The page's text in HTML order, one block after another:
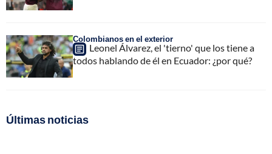
Colombianos en el exterior
Leonel Álvarez, el 'tierno' que los tiene a
todos hablando de él en Ecuador: ¿por qué?
Últimas noticias